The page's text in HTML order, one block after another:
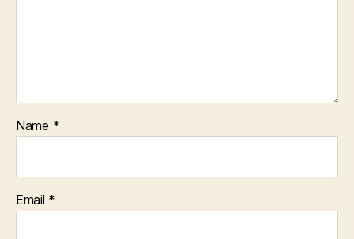
Name *
Email *